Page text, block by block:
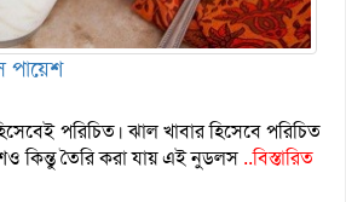
পায়েশ
পরিচিত। ঝাল খাবার হিসেবে পরিচিত
কিন্তু তৈরি করা যায় এই নুডলস ..বিস্তারিত